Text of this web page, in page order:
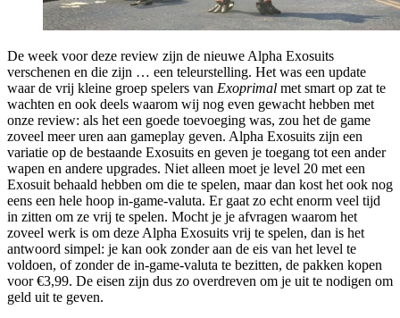
De week voor deze review zijn de nieuwe Alpha Exosuits
verschenen en die zijn … een teleurstelling. Het was een update
waar de vrij kleine groep spelers van Exoprimal met smart op zat te
wachten en ook deels waarom wij nog even gewacht hebben met
onze review: als het een goede toevoeging was, zou het de game
zoveel meer uren aan gameplay geven. Alpha Exosuits zijn een
variatie op de bestaande Exosuits en geven je toegang tot een ander
wapen en andere upgrades. Niet alleen moet je level 20 met een
Exosuit behaald hebben om die te spelen, maar dan kost het ook nog
eens een hele hoop in-game-valuta. Er gaat zo echt enorm veel tijd
in zitten om ze vrij te spelen. Mocht je je afvragen waarom het
zoveel werk is om deze Alpha Exosuits vrij te spelen, dan is het
antwoord simpel: je kan ook zonder aan de eis van het level te
voldoen, of zonder de in-game-valuta te bezitten, de pakken kopen
voor €3,99. De eisen zijn dus zo overdreven om je uit te nodigen om
geld uit te geven.